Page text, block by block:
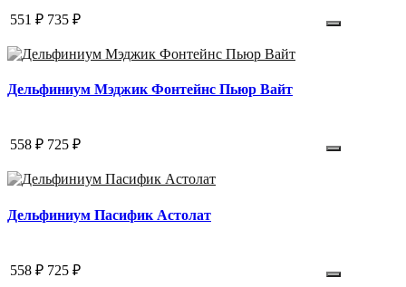
551 ₽ 735 ₽
Дельфиниум Мэджик Фонтейнс Пьюр Вайт
558 ₽ 725 ₽
Дельфиниум Пасифик Астолат
558 ₽ 725 ₽